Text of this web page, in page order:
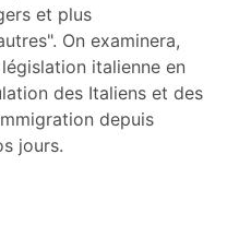
et plus
On examinera,
italienne en
des Italiens et des
depuis
jours.